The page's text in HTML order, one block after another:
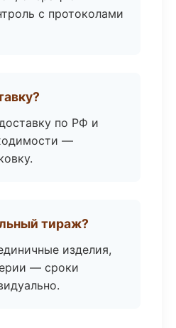
с протоколами
по РФ и
—
тираж?
изделия,
— сроки